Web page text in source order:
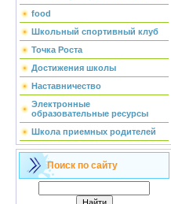
food
Школьный спортивный клуб
Точка Роста
Достижения школы
Наставничество
Электронные
образовательные ресурсы
Школа приемных родителей
Поиск по сайту